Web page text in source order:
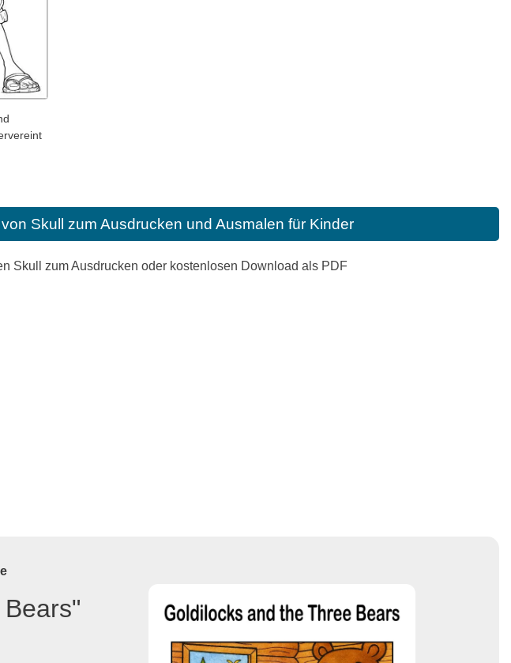
Skull zum Ausdrucken und Ausmalen für Kinder
Skull zum Ausdrucken oder kostenlosen Download als PDF